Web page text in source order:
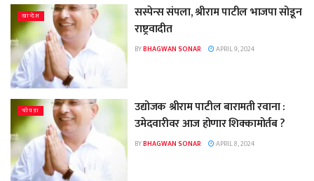
खान्देश
सस्पेन्स संपला, श्रीराम पाटील भाजपा सोडून
राष्ट्रवादीत
BYBHAGWAN SONAR APRIL 9, 2024
चोपडा
उद्योजक श्रीराम पाटील बारामती रवाना :
उमेदवारीवर आज होणार शिक्कामोर्तब ?
BYBHAGWAN SONAR APRIL 8, 2024